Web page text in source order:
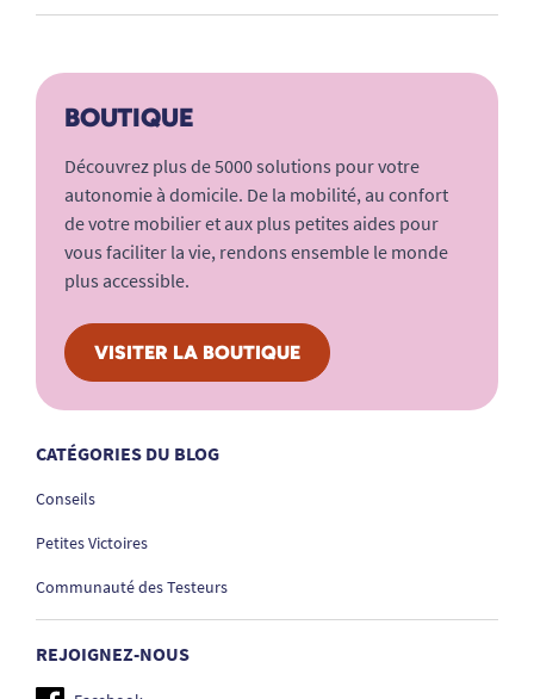
BOUTIQUE
Découvrez plus de 5000 solutions pour votre
autonomie à domicile. De la mobilité, au confort
de votre mobilier et aux plus petites aides pour
vous faciliter la vie, rendons ensemble le monde
plus accessible.
VISITER LA BOUTIQUE
CATÉGORIES DU BLOG
Conseils
Petites Victoires
Communauté des Testeurs
REJOIGNEZ-NOUS